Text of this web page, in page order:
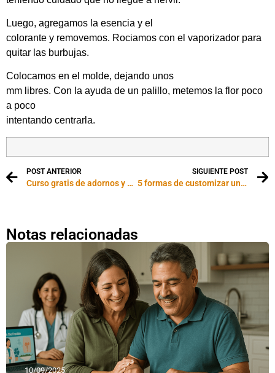
Luego, agregamos la esencia y el
colorante y removemos. Rociamos con el vaporizador para
quitar las burbujas.
Colocamos en el molde, dejando unos
mm libres. Con la ayuda de un palillo, metemos la flor poco
a poco
intentando centrarla.
POST ANTERIOR
Curso gratis de adornos y cotillón para fiestas
SIGUIENTE POST
5 formas de customizar una camiseta
Notas relacionadas
10/09/2025